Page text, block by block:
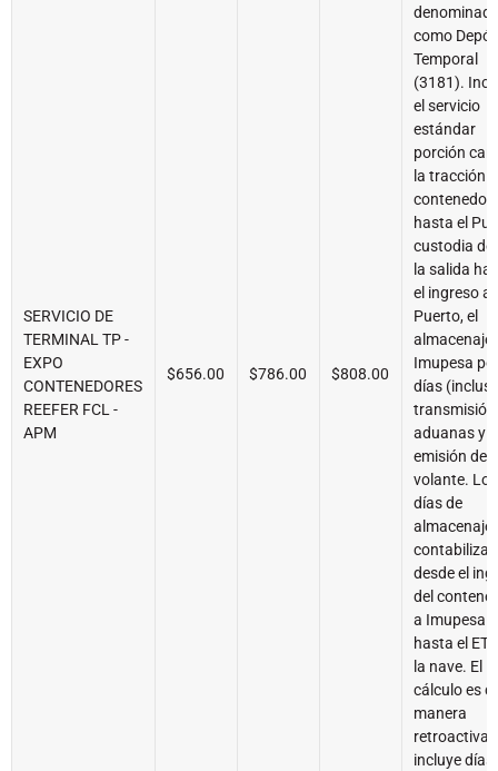
SERVICIO DE
TERMINAL TP -
EXPO
CONTENEDORES
REEFER FCL -
APM
$656.00 $786.00 $808.00
como
Temporal
(3181).
el servicio
estándar
porción
la tracción
contenedor
hasta el
custodia
la salida
el ingreso a
Puerto, el
almacenaje
Imupesa
días
transmisión
aduanas y
emisión de
volante. Los
días de
almacenaje
contabilizan
desde el
del
a Imupesa
hasta el
la nave. El
cálculo es
manera
retroactiva.
incluye días